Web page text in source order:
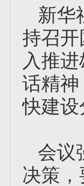
新华
持召
入推
话精
快建
会议
决策